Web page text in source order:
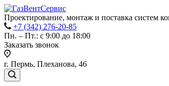
Проектирование, монтаж и поставка систем
+7 (342) 276-20-85
Пн. – Пт.: с 9:00 до 18:00
Заказать звонок
г. Пермь, Плеханова, 46